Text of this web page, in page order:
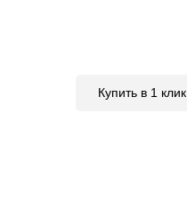
Купить в 1 клик